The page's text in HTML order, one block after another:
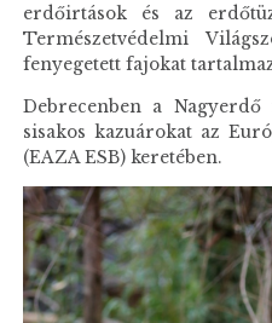
erdőirtások és az
Természetvédelmi
fenyegetett fajokat
Debrecenben a
sisakos kazuárokat az
(EAZA ESB) keretében.